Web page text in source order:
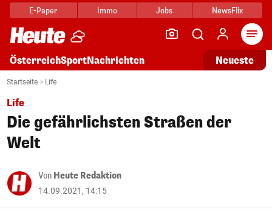
E-Paper Immo Jobs NewsFlix
ÖsterreichSportNachrichten Neueste
Startseite Life
Life
Die gefährlichsten Straßen der
Welt
Von Heute Redaktion
14.09.2021, 14:15